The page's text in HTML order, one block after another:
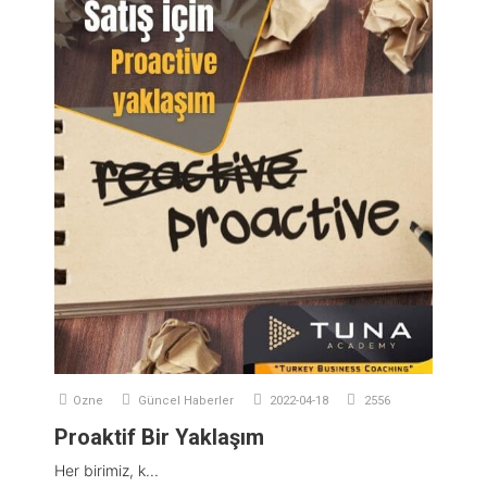
Ozne Güncel Haberler 2022-04-18 2556
Proaktif Bir Yaklaşım
Her birimiz, k...